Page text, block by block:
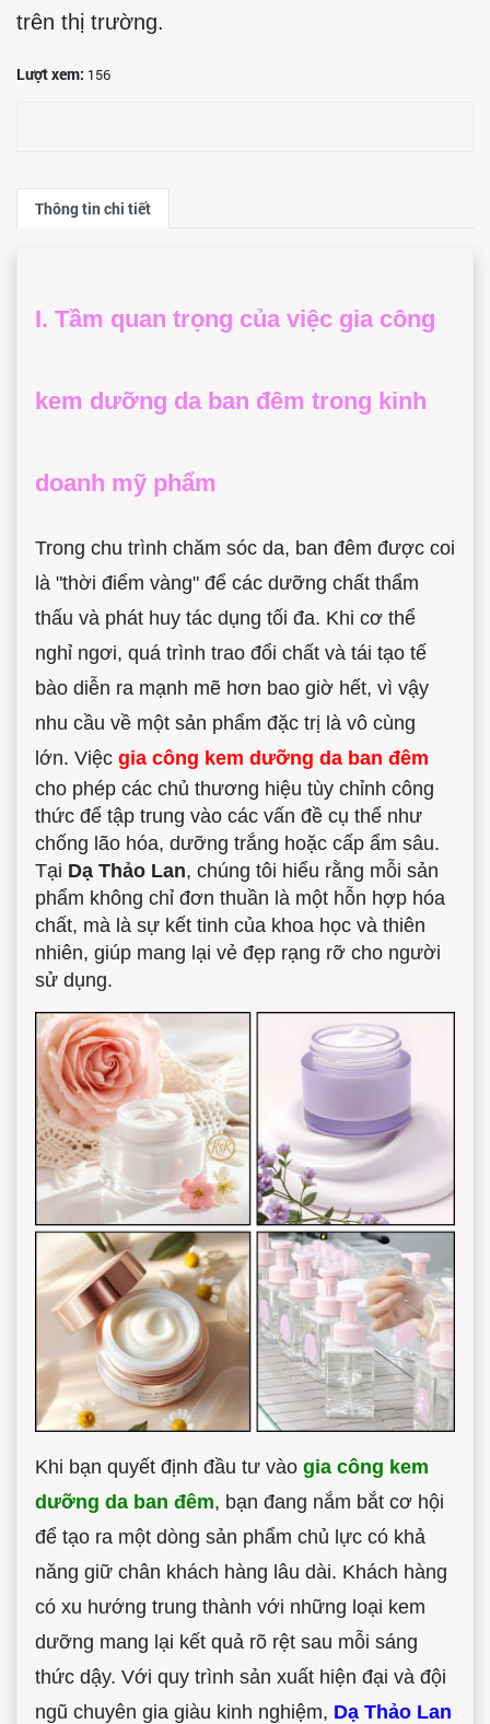
trên thị trường.
Lượt xem: 156
Thông tin chi tiết
I. Tầm quan trọng của việc gia công
kem dưỡng da ban đêm trong kinh
doanh mỹ phẩm
Trong chu trình chăm sóc da, ban đêm được coi
là "thời điểm vàng" để các dưỡng chất thẩm
thấu và phát huy tác dụng tối đa. Khi cơ thể
nghỉ ngơi, quá trình trao đổi chất và tái tạo tế
bào diễn ra mạnh mẽ hơn bao giờ hết, vì vậy
nhu cầu về một sản phẩm đặc trị là vô cùng
lớn. Việc gia công kem dưỡng da ban đêm
cho phép các chủ thương hiệu tùy chỉnh công
thức để tập trung vào các vấn đề cụ thể như
chống lão hóa, dưỡng trắng hoặc cấp ẩm sâu.
Tại Dạ Thảo Lan, chúng tôi hiểu rằng mỗi sản
phẩm không chỉ đơn thuần là một hỗn hợp hóa
chất, mà là sự kết tinh của khoa học và thiên
nhiên, giúp mang lại vẻ đẹp rạng rỡ cho người
sử dụng.
Khi bạn quyết định đầu tư vào gia công kem
dưỡng da ban đêm, bạn đang nắm bắt cơ hội
để tạo ra một dòng sản phẩm chủ lực có khả
năng giữ chân khách hàng lâu dài. Khách hàng
có xu hướng trung thành với những loại kem
dưỡng mang lại kết quả rõ rệt sau mỗi sáng
thức dậy. Với quy trình sản xuất hiện đại và đội
ngũ chuyên gia giàu kinh nghiệm, Dạ Thảo Lan